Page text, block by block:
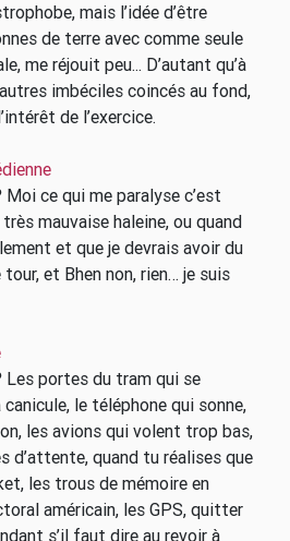
mais l’idée d’être
de terre avec comme seule
me réjouit peu... D’autant qu’à
imbéciles coincés au fond,
de l’exercice.
Moi ce qui me paralyse c’est
très mauvaise haleine, ou quand
et que je devrais avoir du
et Bhen non, rien… je suis
Les portes du tram qui se
le téléphone qui sonne,
les avions qui volent trop bas,
d’attente, quand tu réalises que
les trous de mémoire en
américain, les GPS, quitter
s’il faut dire au revoir à